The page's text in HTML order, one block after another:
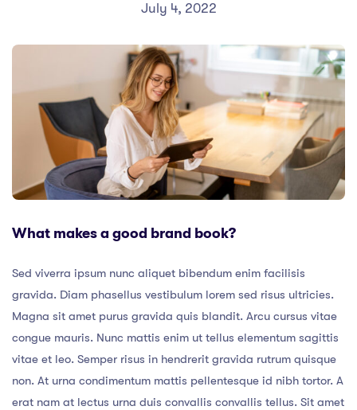
July 4, 2022
What makes a good brand book?
Sed viverra ipsum nunc aliquet bibendum enim facilisis
gravida. Diam phasellus vestibulum lorem sed risus ultricies.
Magna sit amet purus gravida quis blandit. Arcu cursus vitae
congue mauris. Nunc mattis enim ut tellus elementum sagittis
vitae et leo. Semper risus in hendrerit gravida rutrum quisque
non. At urna condimentum mattis pellentesque id nibh tortor. A
erat nam at lectus urna duis convallis convallis tellus. Sit amet